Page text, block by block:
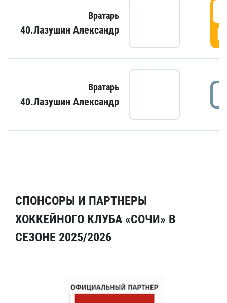
Вратарь
40.Лазушин Александр
Вратарь
40.Лазушин Александр
СПОНСОРЫ И ПАРТНЕРЫ
ХОККЕЙНОГО КЛУБА «СОЧИ» В
СЕЗОНЕ 2025/2026